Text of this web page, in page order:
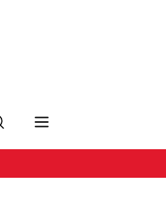
Recherche